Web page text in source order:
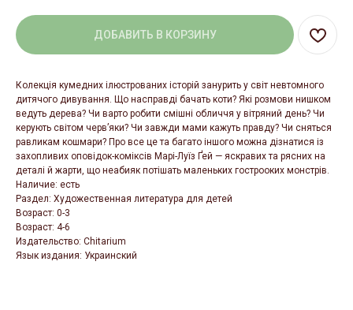
ДОБАВИТЬ В КОРЗИНУ
Колекція кумедних ілюстрованих історій занурить у світ невтомного
дитячого дивування. Що насправді бачать коти? Які розмови нишком
ведуть дерева? Чи варто робити смішні обличчя у вітряний день? Чи
керують світом черв’яки? Чи завжди мами кажуть правду? Чи сняться
равликам кошмари? Про все це та багато іншого можна дізнатися із
захопливих оповідок-коміксів Марі-Луїз Ґей — яскравих та рясних на
деталі й жарти, що неабияк потішать маленьких гострооких монстрів.
Наличие: есть
Раздел: Художественная литература для детей
Возраст: 0-3
Возраст: 4-6
Издательство: Chitarium
Язык издания: Украинский